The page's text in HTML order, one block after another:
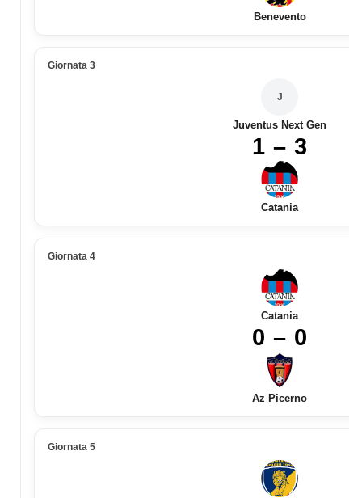
Benevento
Giornata 3
J
Juventus Next Gen
1 – 3
Catania
Giornata 4
Catania
0 – 0
Az Picerno
Giornata 5